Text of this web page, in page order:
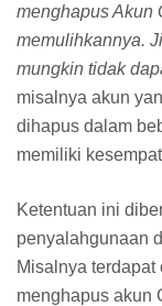
menghapus Akun
memulihkannya.
mungkin tidak
misalnya akun
dihapus dalam
memiliki
Ketentuan ini
penyalahgunaan
Misalnya
menghapus akun